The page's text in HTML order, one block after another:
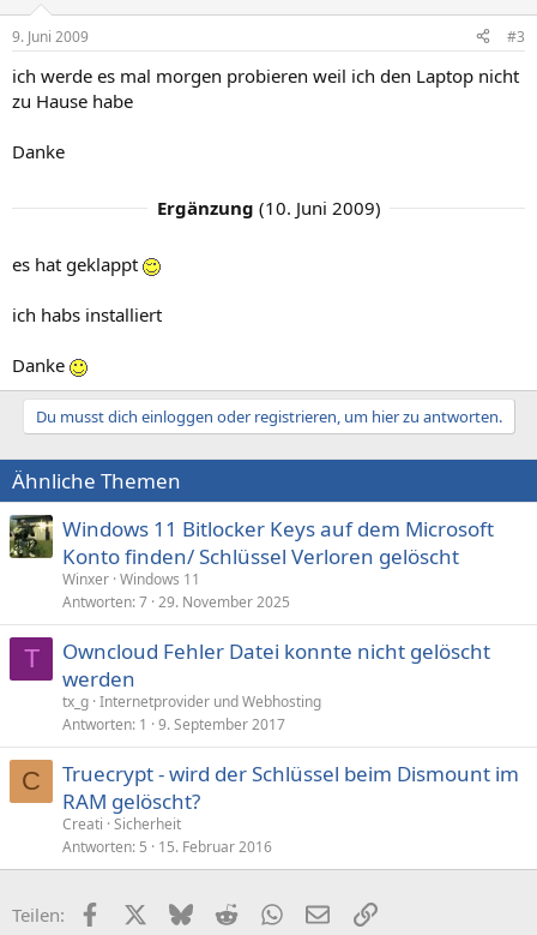
9. Juni 2009 #3
ich werde es mal morgen probieren weil ich den Laptop nicht
zu Hause habe
Danke
Ergänzung (10. Juni 2009)
es hat geklappt
ich habs installiert
Danke
Du musst dich einloggen oder registrieren, um hier zu antworten.
Ähnliche Themen
Windows 11 Bitlocker Keys auf dem Microsoft
Konto finden/ Schlüssel Verloren gelöscht
Winxer Windows 11
Antworten 7 29. November 2025
T
Owncloud Fehler Datei konnte nicht gelöscht
werden
tx_g Internetprovider und Webhosting
Antworten 1 9. September 2017
C
Truecrypt - wird der Schlüssel beim Dismount im
RAM gelöscht?
Creati Sicherheit
Antworten 5 15. Februar 2016
Teilen: FacebookX (Twitter)
BlueskyRedditWhatsApp
E-MailLink